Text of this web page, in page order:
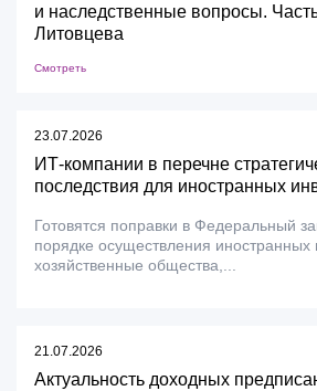
и наследственные вопросы.
Литовцева
Смотреть
23.07.2026
ИТ-компании в перечне
последствия для иностранных
Готовятся поправки в Федеральный
порядке осуществления иностранных
хозяйственные общества,...
21.07.2026
Актуальность доходных